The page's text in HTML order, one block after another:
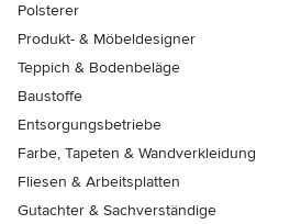
Polsterer
Produkt- & Möbeldesigner
Teppich & Bodenbeläge
Baustoffe
Entsorgungsbetriebe
Farbe, Tapeten & Wandverkleidung
Fliesen & Arbeitsplatten
Gutachter & Sachverständige